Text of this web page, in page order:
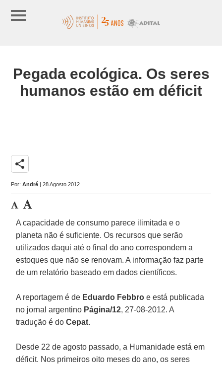
Pegada ecológica. Os seres
humanos estão em déficit
share
Por:André | 28 Agosto 2012
A capacidade de consumo parece ilimitada e o
planeta não é suficiente. Os recursos que serão
utilizados daqui até o final do ano correspondem a
estoques que não se renovam. A informação faz parte
de um relatório baseado em dados científicos.
A reportagem é de Eduardo Febbro e está publicada
no jornal argentino Página/12, 27-08-2012. A
tradução é doCepat.
Desde 22 de agosto passado, a Humanidade está em
déficit. Nos primeiros oito meses do ano, os seres